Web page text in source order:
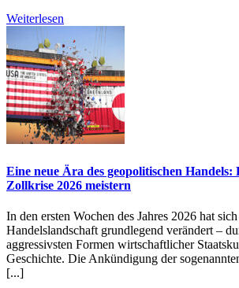
Weiterlesen
Eine neue Ära des geopolitischen
Zollkrise 2026 meistern
In den ersten Wochen des Jahres 2026 hat
Handelslandschaft grundlegend verändert –
aggressivsten Formen wirtschaftlicher
Geschichte. Die Ankündigung der
[...]